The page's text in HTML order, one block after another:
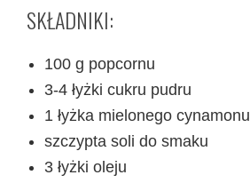
SKŁADNIKI:
100 g popcornu
3-4 łyżki cukru pudru
1 łyżka mielonego cynamonu
szczypta soli do smaku
3 łyżki oleju